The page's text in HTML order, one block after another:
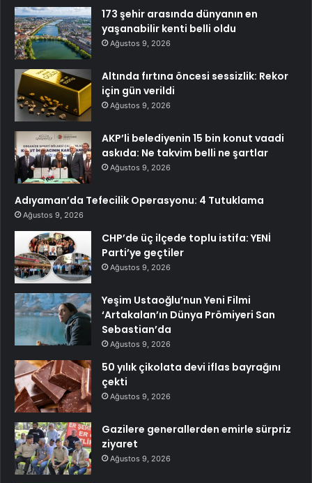
173 şehir arasında dünyanın en
yaşanabilir kenti belli oldu
Ağustos 9, 2026
Altında fırtına öncesi sessizlik: Rekor
için gün verildi
Ağustos 9, 2026
AKP’li belediyenin 15 bin konut vaadi
askıda: Ne takvim belli ne şartlar
Ağustos 9, 2026
Adıyaman’da Tefecilik Operasyonu: 4 Tutuklama
Ağustos 9, 2026
CHP’de üç ilçede toplu istifa: YENİ
Parti’ye geçtiler
Ağustos 9, 2026
Yeşim Ustaoğlu’nun Yeni Filmi
‘Artakalan’ın Dünya Prömiyeri San
Sebastian’da
Ağustos 9, 2026
50 yılık çikolata devi iflas bayrağını
çekti
Ağustos 9, 2026
Gazilere generallerden emirle sürpriz
ziyaret
Ağustos 9, 2026